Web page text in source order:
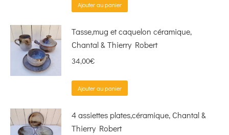
Ajouter au panier
Tasse,mug et caquelon céramique,
Chantal & Thierry Robert
34,00€
Ajouter au panier
4 assiettes plates,céramique, Chantal &
Thierry Robert